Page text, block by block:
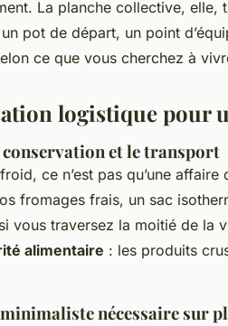
La planche collective, elle,
pot de départ, un point
ce que vous cherchez à
logistique pour
et le transport
ce n’est pas qu’une
fromages frais, un sac
vous traversez la moitié de la
alimentaire : les produits
nécessaire sur